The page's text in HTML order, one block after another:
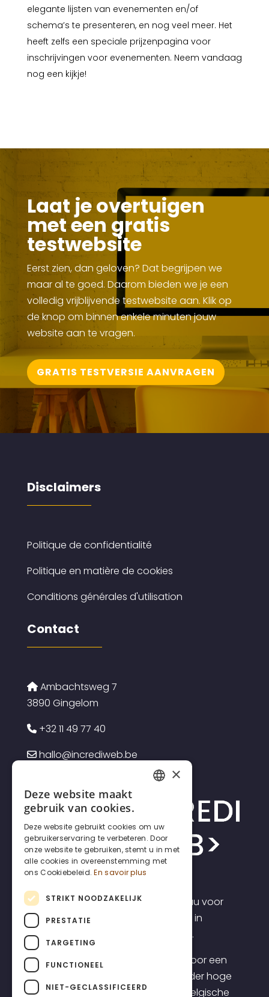
elegante lijsten van evenementen en/of
schema’s te presenteren, en nog veel meer. Het
heeft zelfs een speciale prijzenpagina voor
inschrijvingen voor evenementen. Neem vandaag
nog een kijkje!
Laat je overtuigen
met een gratis
testwebsite
Eerst zien, dan geloven? Dat begrijpen we
maar al te goed. Daarom bieden we je een
volledig vrijblijvende testwebsite aan. Klik op
de knop om binnen enkele minuten jouw
website aan te vragen.
GRATIS TESTVERSIE AANVRAGEN
Disclaimers
Politique de confidentialité
Politique en matière de cookies
Conditions générales d'utilisation
Contact
Ambachtsweg 7
3890 Gingelom
+32 11 49 77 40
hallo@incrediweb.be
Incrediweb is een webdesign bureau voor
zelfstandigen en kmo's. Wij geloven in
transparantie en voorspelbaarheid.
Daarom bieden we websites aan voor een
transparante all-inclusive prijs, zonder hoge
opstartkosten, inclusief topklasse Belgische
DUTCH
ENGLISH
×
Deze website maakt
gebruik van cookies.
Deze website gebruikt cookies om uw
gebruikerservaring te verbeteren. Door
onze website te gebruiken, stemt u in met
alle cookies in overeenstemming met
ons Cookiebeleid. En savoir plus
STRIKT NOODZAKELIJK
PRESTATIE
TARGETING
FUNCTIONEEL
NIET-GECLASSIFICEERD